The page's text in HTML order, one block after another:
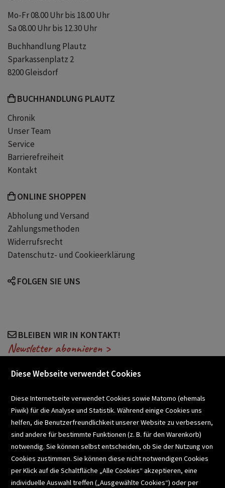
Mo-Fr 08.00 Uhr bis 18.00 Uhr
Sa 08.00 Uhr bis 12.30 Uhr
Buchhandlung Plautz
Sparkassenplatz 2
8200 Gleisdorf
BUCHHANDLUNG PLAUTZ
Chronik
Unser Team
Service
Barrierefreiheit
Kontakt
ONLINE SHOPPEN
Abholung und Versand
Zahlungsmethoden
Widerrufsrecht
Datenschutz- und Cookieerklärung
FOLGEN SIE UNS
BLEIBEN WIR IN KONTAKT!
Newsletter abonnieren >
SCHULBUCHSERVICE
BUCHEMPFEHLUNGEN
Diese Webseite verwendet Cookies
Diese Internetseite verwendet Cookies sowie Matomo (ehemals
Piwik) für die Analyse und Statistik. Während einige Cookies uns
helfen, die Benutzerfreundlichkeit unserer Website zu verbessern,
sind andere für bestimmte Funktionen (z. B. für den Warenkorb)
notwendig. Sie können selbst entscheiden, ob Sie der Nutzung von
Cookies zustimmen. Sie können diese nicht notwendigen Cookies
per Klick auf die Schaltfläche „Alle Cookies“ akzeptieren, eine
individuelle Auswahl treffen („Ausgewählte Cookies“) oder per